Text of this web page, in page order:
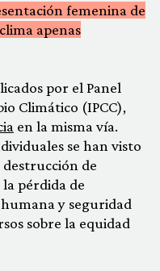
femenina de
apenas
por el Panel
Climático (IPCC),
en la misma vía.
se han visto
de
pérdida de
y seguridad
sobre la equidad